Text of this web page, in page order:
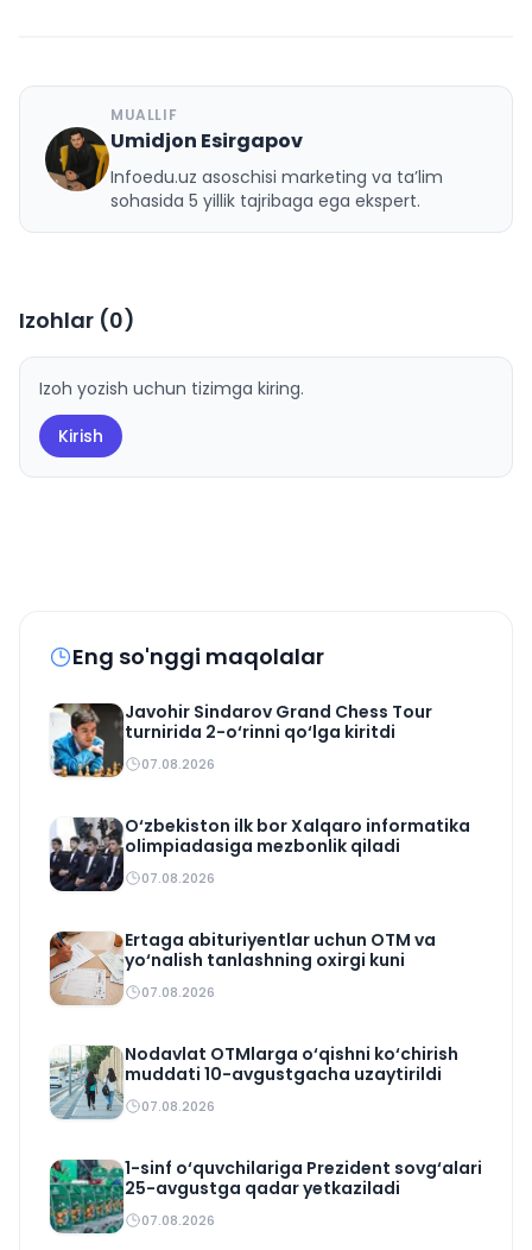
U
MUALLIF
Umidjon Esirgapov
Infoedu.uz asoschisi marketing va ta’lim
sohasida 5 yillik tajribaga ega ekspert.
Izohlar (0)
Izoh yozish uchun tizimga kiring.
Kirish
Eng so'nggi maqolalar
Javohir Sindarov Grand Chess Tour
turnirida 2-o‘rinni qo‘lga kiritdi
07.08.2026
O‘zbekiston ilk bor Xalqaro informatika
olimpiadasiga mezbonlik qiladi
07.08.2026
Ertaga abituriyentlar uchun OTM va
yo‘nalish tanlashning oxirgi kuni
07.08.2026
Nodavlat OTMlarga o‘qishni ko‘chirish
muddati 10-avgustgacha uzaytirildi
07.08.2026
1-sinf o‘quvchilariga Prezident sovg‘alari
25-avgustga qadar yetkaziladi
07.08.2026